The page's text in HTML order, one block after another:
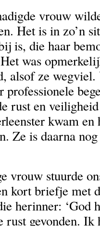
vrouw
Het is in zo’n
is, die haar
was
alsof ze
professionele
rust en
kwam
Ze is daarna
vrouw stuurde
kort briefje met
herinner: ‘God
rust gevonden.